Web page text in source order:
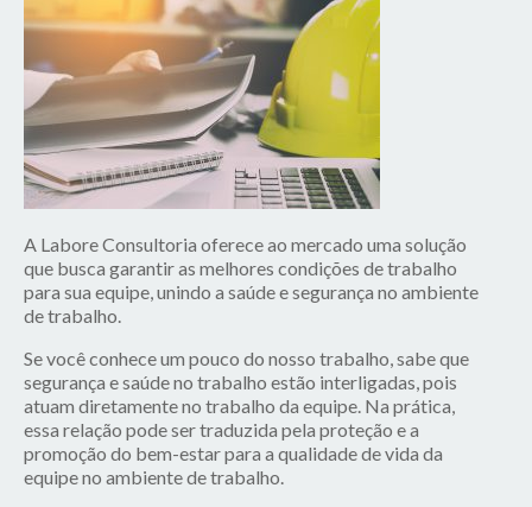
A Labore Consultoria oferece ao mercado uma solução
que busca garantir as melhores condições de trabalho
para sua equipe, unindo a saúde e segurança no ambiente
de trabalho.
Se você conhece um pouco do nosso trabalho, sabe que
segurança e saúde no trabalho estão interligadas, pois
atuam diretamente no trabalho da equipe. Na prática,
essa relação pode ser traduzida pela proteção e a
promoção do bem-estar para a qualidade de vida da
equipe no ambiente de trabalho.